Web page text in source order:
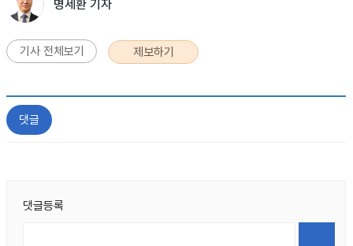
명세환 기자
기사 전체보기 제보하기
댓글
댓글등록